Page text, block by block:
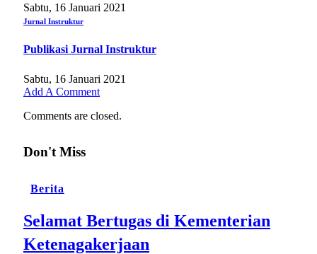
Sabtu, 16 Januari 2021
Jurnal Instruktur
Publikasi Jurnal Instruktur
Sabtu, 16 Januari 2021
Add A Comment
Comments are closed.
Don't Miss
Berita
Selamat Bertugas di Kementerian
Ketenagakerjaan